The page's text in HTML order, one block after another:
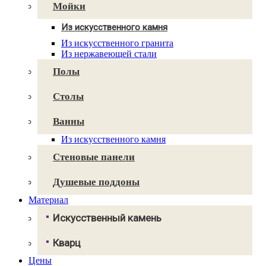
Avant Quartz
Мойки
Из искусственного камня
Для кухни
Для ванной
Из искусственного гранита
Из нержавеющей стали
Полы
Столы
Ванны
Из искусственного камня
Стеновые панели
Душевые поддоны
Материал
Искусственный камень
NeoMarm
Хай-макс
Кварц
Цены